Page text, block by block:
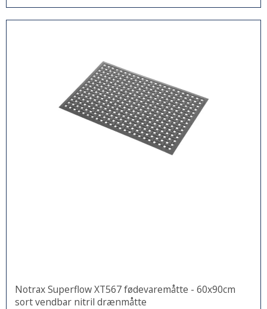
Notrax Superflow XT567 fødevaremåtte - 60x90cm
sort vendbar nitril drænmåtte